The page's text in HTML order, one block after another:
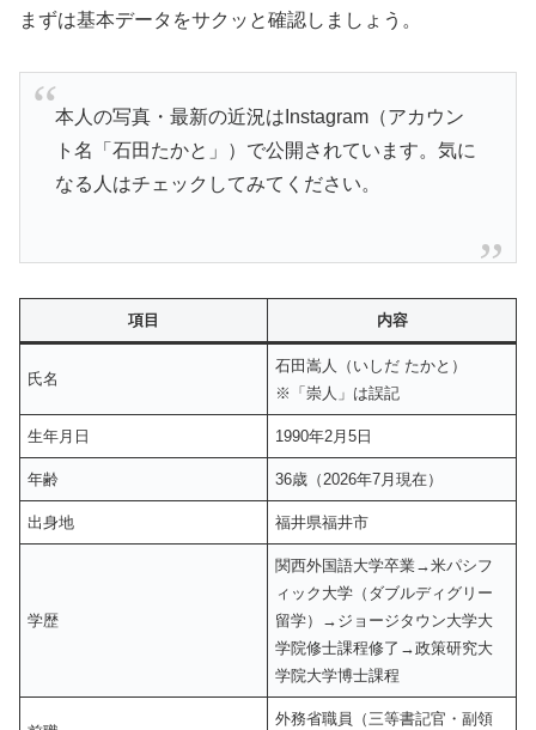
まずは基本データをサクッと確認しましょう。
本人の写真・最新の近況はInstagram（アカウン
ト名「石田たかと」）で公開されています。気に
なる人はチェックしてみてください。
項目 内容
氏名
石田嵩人（いしだ たかと）
※「崇人」は誤記
生年月日 1990年2月5日
年齢 36歳（2026年7月現在）
出身地 福井県福井市
学歴
関西外国語大学卒業→米パシフ
ィック大学（ダブルディグリー
留学）→ジョージタウン大学大
学院修士課程修了→政策研究大
学院大学博士課程
外務省職員（三等書記官・副領